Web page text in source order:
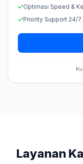
Optimasi Speed &
Priority Support 24/7
Layanan